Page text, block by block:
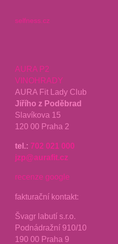
selfness.cz
AURA P2
VINOHRADY
AURA Fit Lady Club
Jiřího z Poděbrad
Slavíkova 15
120 00 Praha 2
tel.: 702 021 000
jzp@aurafit.cz
recenze google
fakturační kontakt:
Švagr labutí s.r.o.
Podnádražní 910/10
190 00 Praha 9